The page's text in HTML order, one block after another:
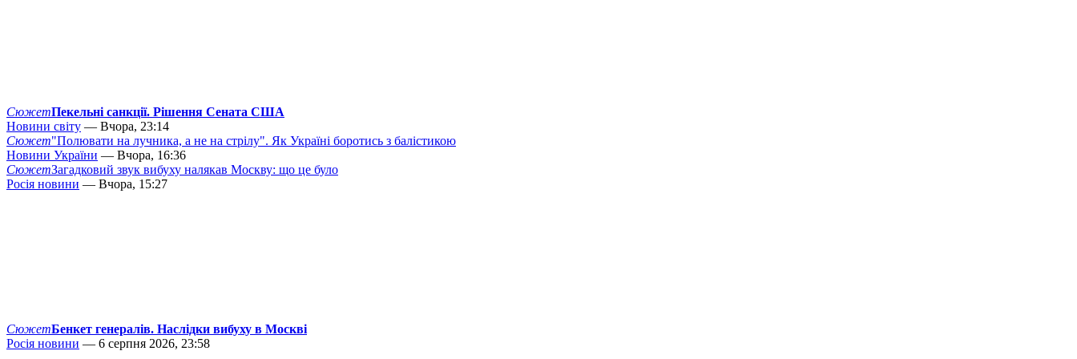
СюжетПекельні санкції. Рішення Сената США
Новини світу — Вчора, 23:14
Сюжет"Полювати на лучника, а не на стрілу". Як Україні боротись з балістикою
Новини України — Вчора, 16:36
СюжетЗагадковий звук вибуху налякав Москву: що це було
Росія новини — Вчора, 15:27
СюжетБенкет генералів. Наслідки вибуху в Москві
Росія новини — 6 серпня 2026, 23:58